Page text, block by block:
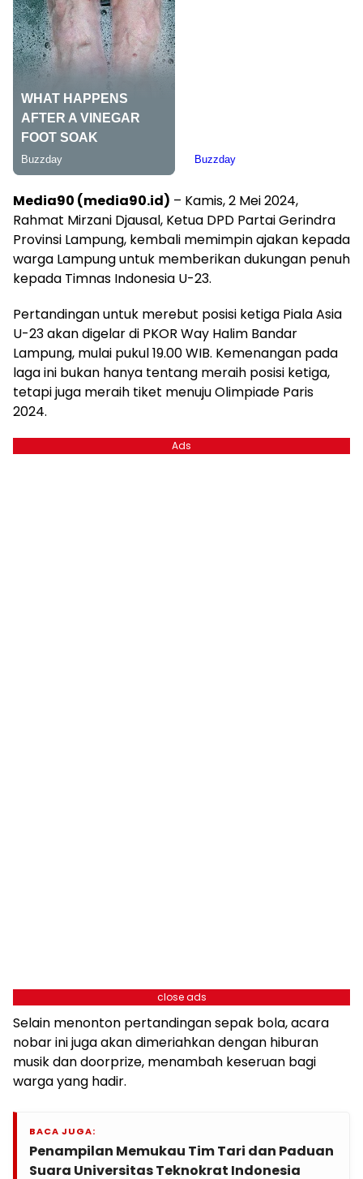
Media90 (media90.id) – Kamis, 2 Mei 2024,
Rahmat Mirzani Djausal, Ketua DPD Partai Gerindra
Provinsi Lampung, kembali memimpin ajakan kepada
warga Lampung untuk memberikan dukungan penuh
kepada Timnas Indonesia U-23.
Pertandingan untuk merebut posisi ketiga Piala Asia
U-23 akan digelar di PKOR Way Halim Bandar
Lampung, mulai pukul 19.00 WIB. Kemenangan pada
laga ini bukan hanya tentang meraih posisi ketiga,
tetapi juga meraih tiket menuju Olimpiade Paris
2024.
Ads
close ads
Selain menonton pertandingan sepak bola, acara
nobar ini juga akan dimeriahkan dengan hiburan
musik dan doorprize, menambah keseruan bagi
warga yang hadir.
BACA JUGA:
Penampilan Memukau Tim Tari dan Paduan
Suara Universitas Teknokrat Indonesia